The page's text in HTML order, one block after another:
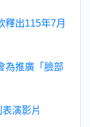
釋出115年7月
為推廣「臉部
演影片